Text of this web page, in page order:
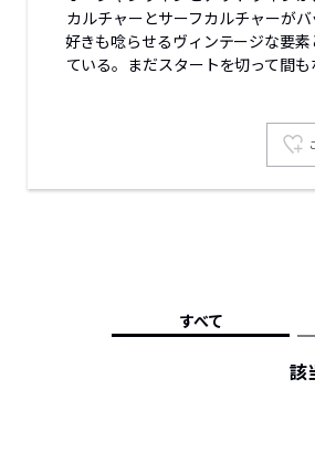
フォーカスブランド
セールおすすめアイテム
カルチャーとサーフカルチャーが
好きも唸らせるヴィンテージな要
ている。まだスタートを切って間
すべて
該